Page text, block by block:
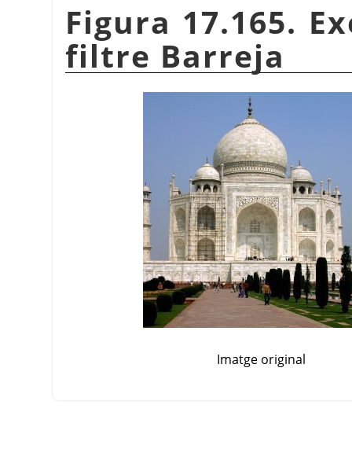
Figura 17.165.
filtre Barreja
Imatge original